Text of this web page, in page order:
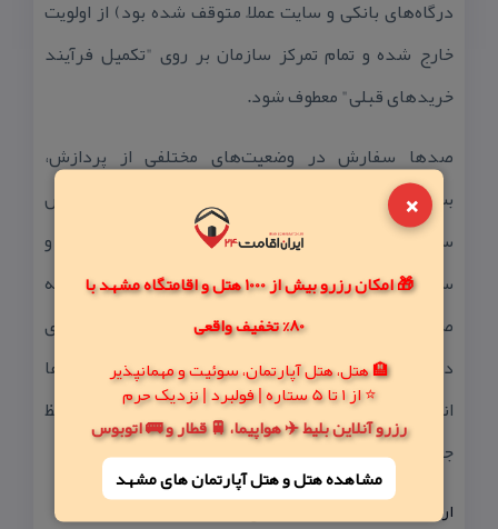
×
🎁 امکان رزرو بیش از 1000 هتل و اقامتگاه مشهد با
80% تخفیف واقعی
🏨 هتل، هتل آپارتمان، سوئیت و مهمانپذیر
⭐ از 1 تا 5 ستاره | فولبرد | نزدیک حرم
رزرو آنلاین بلیط ✈️ هواپیما، 🚆 قطار و 🚌 اتوبوس
مشاهده هتل و هتل‌ آپارتمان های مشهد
درگاه‌های بانكی و سایت عملاً متوقف شده بود) از اولویت
خارج شده و تمام تمركز سازمان بر روی "تكمیل فرآیند
خریدهای قبلی" معطوف شود.
صدها سفارش در وضعیت‌های مختلفی از پردازش،
بسته‌بندی و ارسال قرار داشتند. تیم انبارداری و پردازش
سفارشات با استفاده از لیست‌های آفلاین چاپ شده و
سیستم‌های شبكه داخلی، جریان ورود و خروج كالا را به
صورت دستی اما با دقت بالا مدیریت كردند. اولویت‌بندی
در تحویل سفارش‌ها بر اساس تاریخ ثبت و حساسیت كالاها
انجام شد تا هیچ بسته‌ای در انبار رسوب نكند. هدف حفظ
جریان ارسال كالا حتی با چشمان بسته بود.
ارتباط با مشتریان وقتی راه‌های آنلاین بسته بود